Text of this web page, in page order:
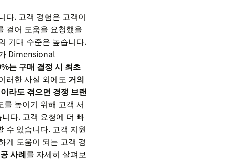
다. 고객 경험은 고객이
걸어 도움을 요청했을
기대 수준은 높습니다.
Dimensional
는 구매 결정 시 최초
러한 사실 외에도 거의
라도 겪으면 경쟁 브랜
높이기 위해 고객 서
다. 고객 요청에 더 빠
수 있습니다. 고객 지원
게 도움이 되는 고객 경
사례를 자세히 살펴보